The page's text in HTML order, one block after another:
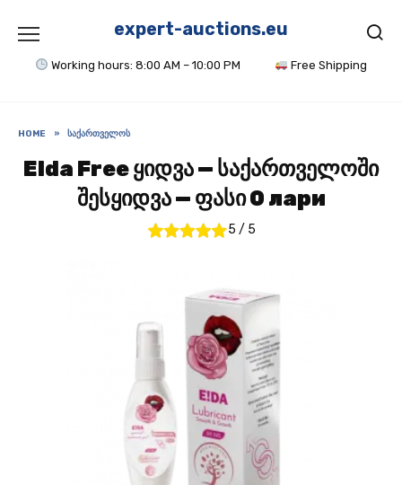
content
expert-auctions.eu
Working hours: 8:00 AM – 10:00 PM Free Shipping
HOME » ᲡᲐᲥᲐᲠᲗᲕᲔᲚᲝᲡ
Elda Free ყიდვა — საქართველოში
შესყიდვა — ფასი 0 лари
5 / 5